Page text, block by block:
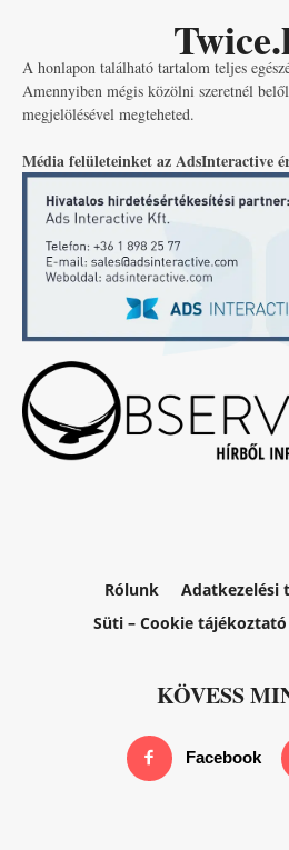
A honlapon található tartalom teljes
Amennyiben mégis közölni szeretnél
megjelölésével megteheted.
Média felületeinket az AdsInteractive
Rólunk
Adatkezelési
Süti – Cookie tájékoztató
KÖVESS
Facebook